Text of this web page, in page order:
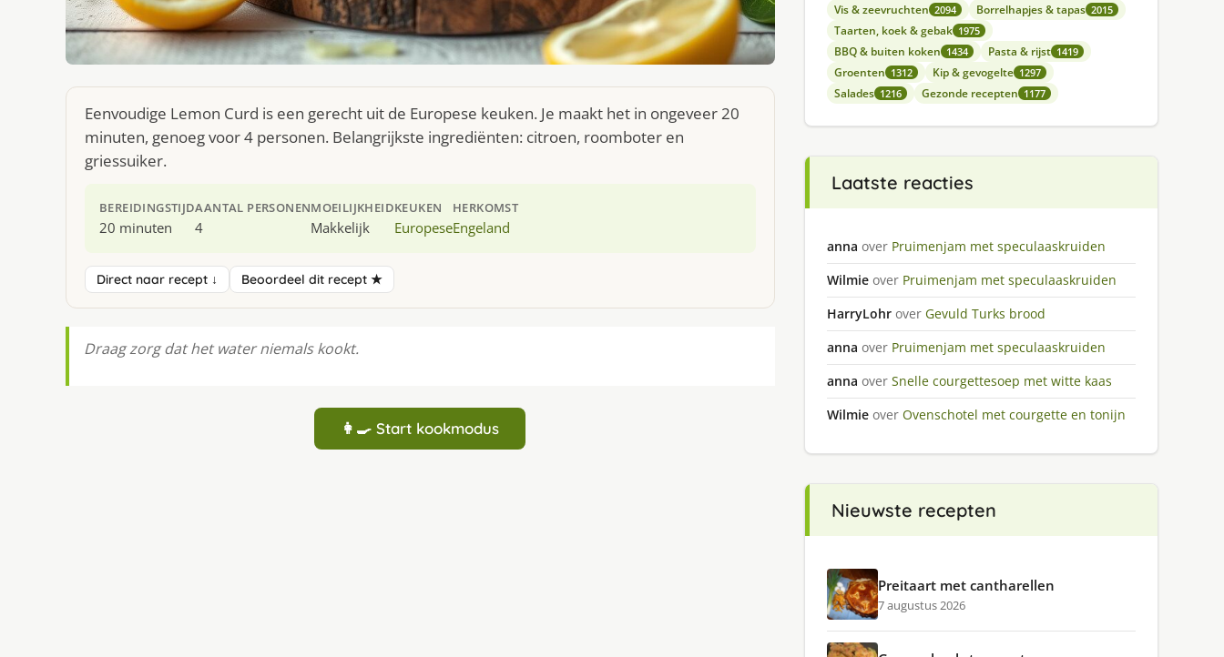
Eenvoudige Lemon Curd is een gerecht uit de Europese keuken. Je maakt het in ongeveer 20
minuten, genoeg voor 4 personen. Belangrijkste ingrediënten: citroen, roomboter en
griessuiker.
BEREIDINGSTIJD
20 minuten
AANTAL PERSONEN
4
MOEILIJKHEID
Makkelijk
KEUKEN
Europese
HERKOMST
Engeland
Direct naar recept ↓ Beoordeel dit recept ★
Draag zorg dat het water niemals kookt.
👩‍🍳 Start kookmodus
Vis & zeevruchten 2094 Borrelhapjes & tapas 2015
Taarten, koek & gebak 1975
BBQ & buiten koken 1434 Pasta & rijst 1419
Groenten 1312 Kip & gevogelte 1297
Salades 1216 Gezonde recepten 1177
Laatste reacties
anna over Pruimenjam met speculaaskruiden
Wilmie over Pruimenjam met speculaaskruiden
HarryLohr over Gevuld Turks brood
anna over Pruimenjam met speculaaskruiden
anna over Snelle courgettesoep met witte kaas
Wilmie over Ovenschotel met courgette en tonijn
Nieuwste recepten
Preitaart met cantharellen
7 augustus 2026